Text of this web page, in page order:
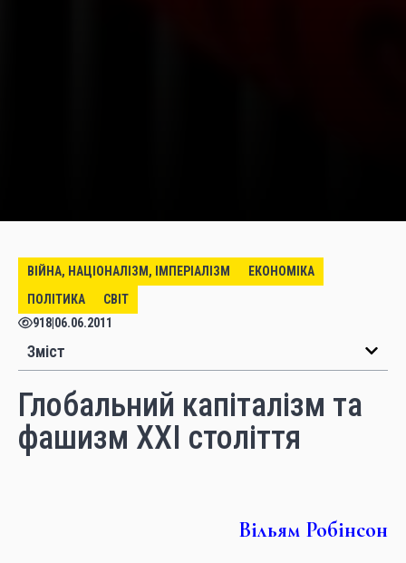
ВІЙНА, НАЦІОНАЛІЗМ, ІМПЕРІАЛІЗМ
ЕКОНОМІКА
ПОЛІТИКА
СВІТ
918 06.06.2011
Зміст
Глобальний капіталізм та
фашизм ХХІ століття
Вільям Робінсон